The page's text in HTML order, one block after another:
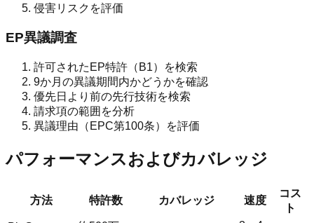
侵害リスクを評価
EP異議調査
許可されたEP特許（B1）を検索
9か月の異議期間内かどうかを確認
優先日より前の先行技術を検索
請求項の範囲を分析
異議理由（EPC第100条）を評価
パフォーマンスおよびカバレッジ
方法 特許数 カバレッジ 速度
コス
ト